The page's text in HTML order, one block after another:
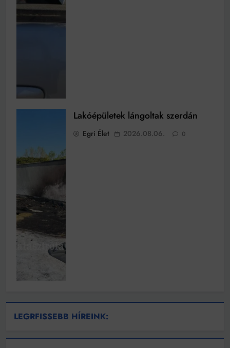
Lakóépületek lángoltak szerdán
Egri Élet 2026.08.06. 0
LEGRFISSEBB HÍREINK: